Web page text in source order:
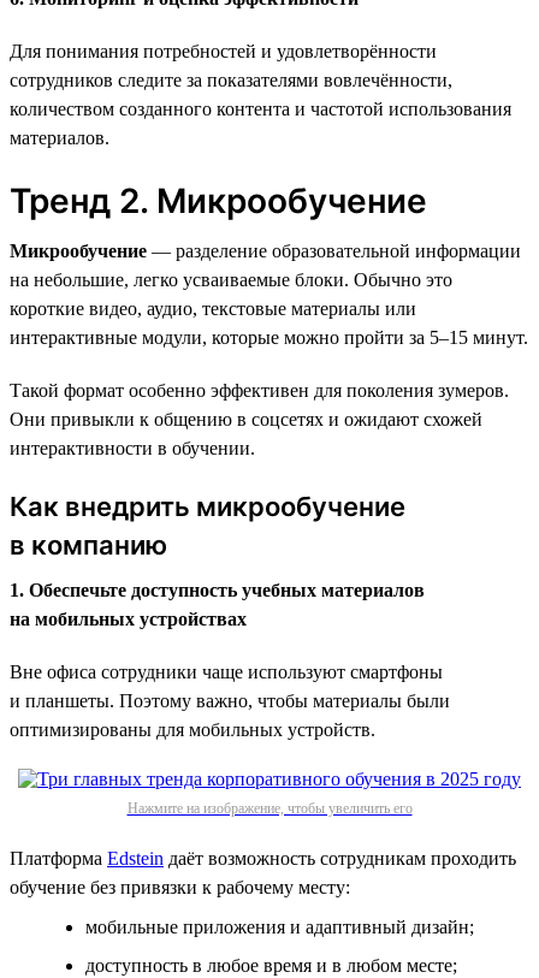
Для понимания потребностей и удовлетворённости
сотрудников следите за показателями вовлечённости,
количеством созданного контента и частотой использования
материалов.
Тренд 2. Микрообучение
Микрообучение — разделение образовательной информации
на небольшие, легко усваиваемые блоки. Обычно это
короткие видео, аудио, текстовые материалы или
интерактивные модули, которые можно пройти за 5–15 минут.
Такой формат особенно эффективен для поколения зумеров.
Они привыкли к общению в соцсетях и ожидают схожей
интерактивности в обучении.
Как внедрить микрообучение
в компанию
1. Обеспечьте доступность учебных материалов
на мобильных устройствах
Вне офиса сотрудники чаще используют смартфоны
и планшеты. Поэтому важно, чтобы материалы были
оптимизированы для мобильных устройств.
Нажмите на изображение, чтобы увеличить его
Платформа Edstein даёт возможность сотрудникам проходить
обучение без привязки к рабочему месту:
мобильные приложения и адаптивный дизайн;
доступность в любое время и в любом месте;